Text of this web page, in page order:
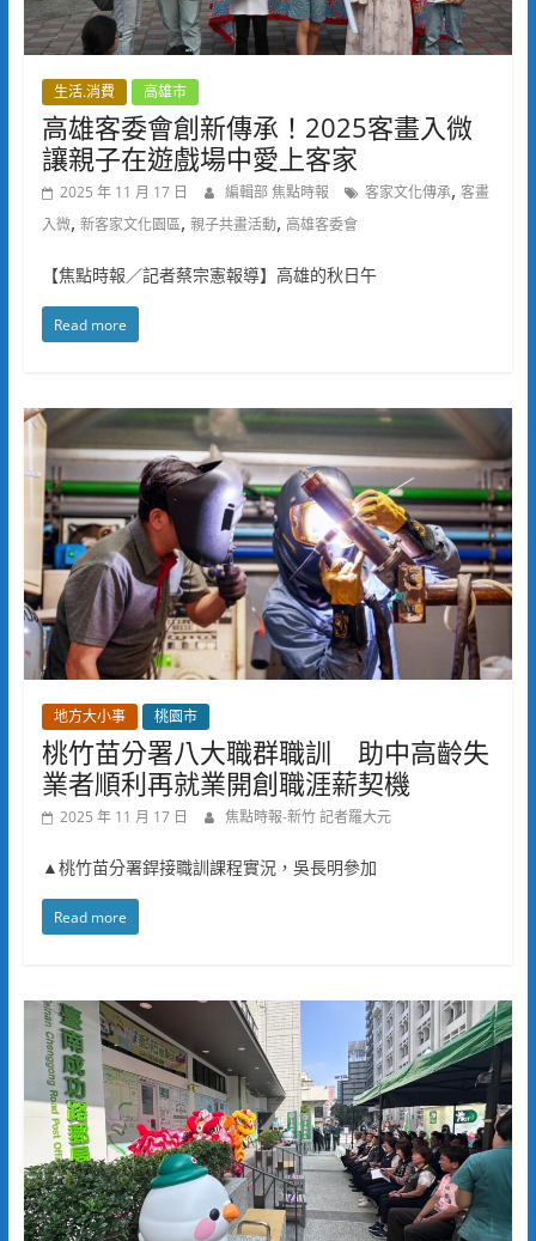
生活.消費 高雄市
高雄客委會創新傳承！2025客畫入微
讓親子在遊戲場中愛上客家
2025 年 11 月 17 日 編輯部 焦點時報 客家文化傳承, 客畫
入微, 新客家文化園區, 親子共畫活動, 高雄客委會
【焦點時報／記者蔡宗憲報導】高雄的秋日午
Read more
地方大小事 桃園市
桃竹苗分署八大職群職訓 助中高齡失
業者順利再就業開創職涯薪契機
2025 年 11 月 17 日 焦點時報-新竹 記者羅大元
▲桃竹苗分署銲接職訓課程實況，吳長明參加
Read more